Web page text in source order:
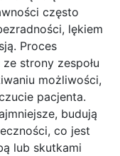
często
lękiem
Proces
strony zespołu
możliwości,
pacjenta.
budują
co jest
lub skutkami